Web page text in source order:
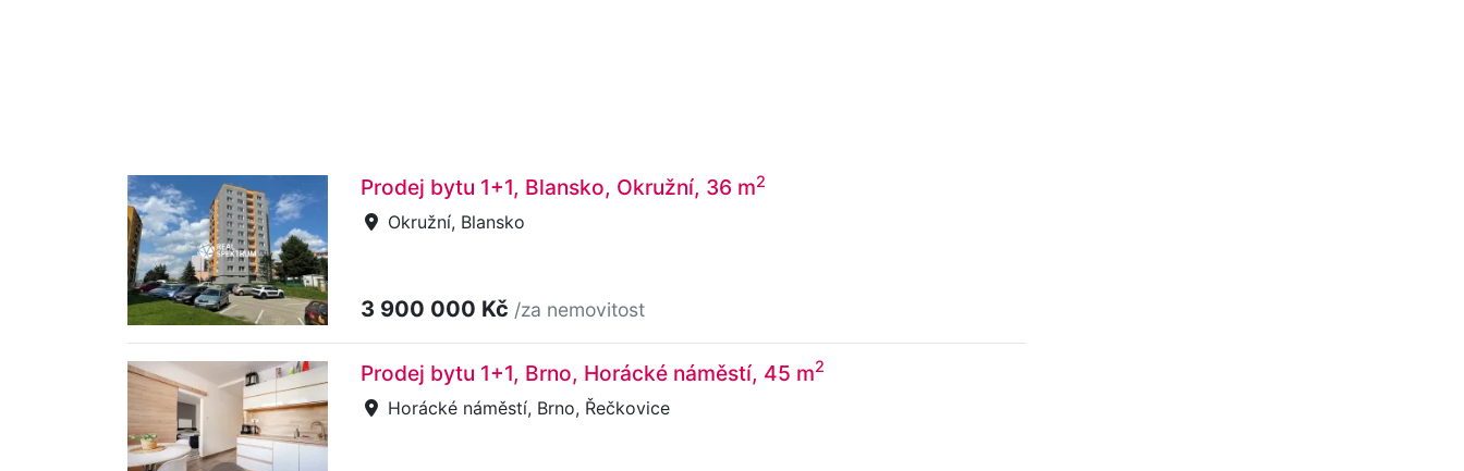
Prodej bytu 1+1, Blansko, Okružní, 36 m2
Okružní, Blansko
3 900 000 Kč /za nemovitost
Prodej bytu 1+1, Brno, Horácké náměstí, 45 m2
Horácké náměstí, Brno, Řečkovice